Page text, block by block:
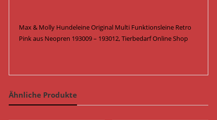
Max & Molly Hundeleine Original Multi Funktionsleine Retro
Pink aus Neopren 193009 – 193012, Tierbedarf Online Shop
Ähnliche Produkte